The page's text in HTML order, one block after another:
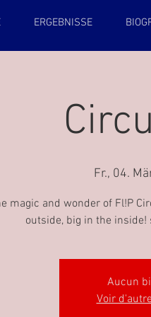
ERGEBNISSE
Fr., 04.
magic and wonder of Fl!P
outside, big in the inside!
Aucun
Voir